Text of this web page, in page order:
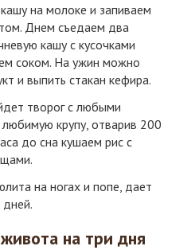
на молоке и запиваем
Днем съедаем два
кашу с кусочками
соком. На ужин можно
и выпить стакан кефира.
творог с любыми
крупу, отварив 200
до сна кушаем рис с
на ногах и попе, дает
дней.
на три дня